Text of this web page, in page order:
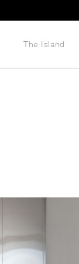
The Island